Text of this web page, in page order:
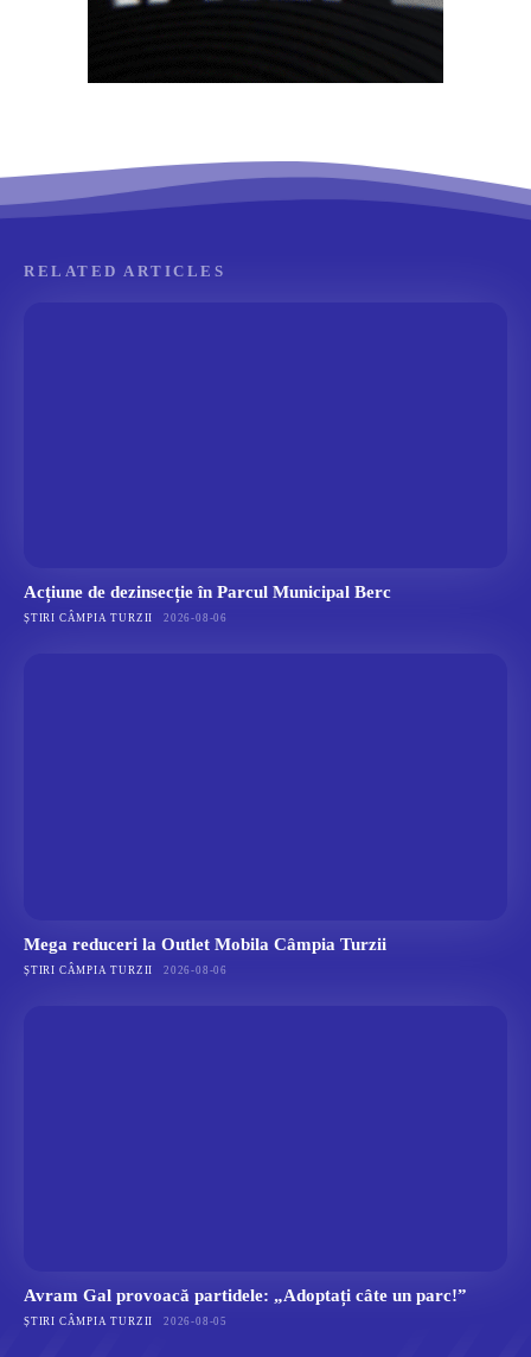
RELATED ARTICLES
Acțiune de dezinsecție în Parcul Municipal Berc
ȘTIRI CÂMPIA TURZII 2026-08-06
Mega reduceri la Outlet Mobila Câmpia Turzii
ȘTIRI CÂMPIA TURZII 2026-08-06
Avram Gal provoacă partidele: „Adoptați câte un parc!”
ȘTIRI CÂMPIA TURZII 2026-08-05